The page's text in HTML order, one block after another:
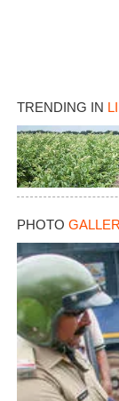
TRENDING IN
PHOTO